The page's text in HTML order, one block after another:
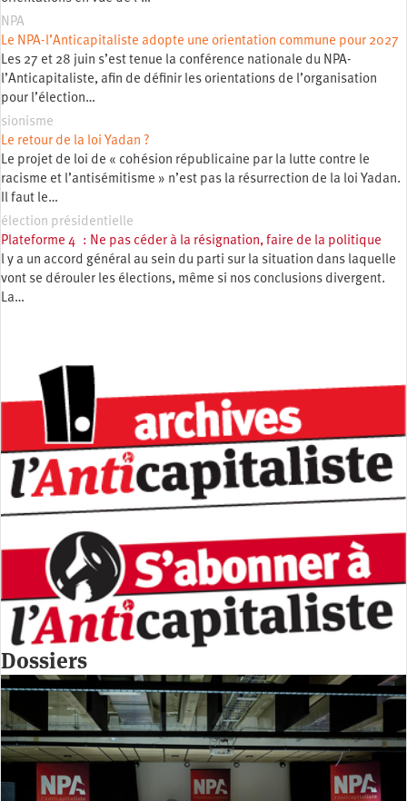
NPA
Le NPA-l’Anticapitaliste adopte une orientation commune pour 2027
Les 27 et 28 juin s’est tenue la conférence nationale du NPA-
l’Anticapitaliste, afin de définir les orientations de l’organisation
pour l’élection…
sionisme
Le retour de la loi Yadan ?
Le projet de loi de « cohésion républicaine par la lutte contre le
racisme et l’antisémitisme » n’est pas la résurrection de la loi Yadan.
Il faut le…
élection présidentielle
Plateforme 4 : Ne pas céder à la résignation, faire de la politique
l y a un accord général au sein du parti sur la situation dans laquelle
vont se dérouler les élections, même si nos conclusions divergent.
La…
Dossiers